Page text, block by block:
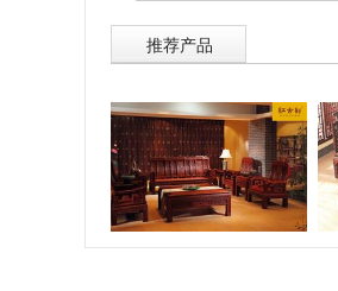
推荐产品